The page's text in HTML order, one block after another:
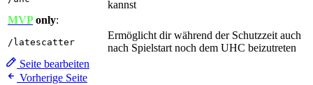
kannst
MVPonly:
/latescatter
Ermöglicht dir während der Schutzzeit auch
nach Spielstart noch dem UHC beizutreten
Seite bearbeiten
Vorherige Seite